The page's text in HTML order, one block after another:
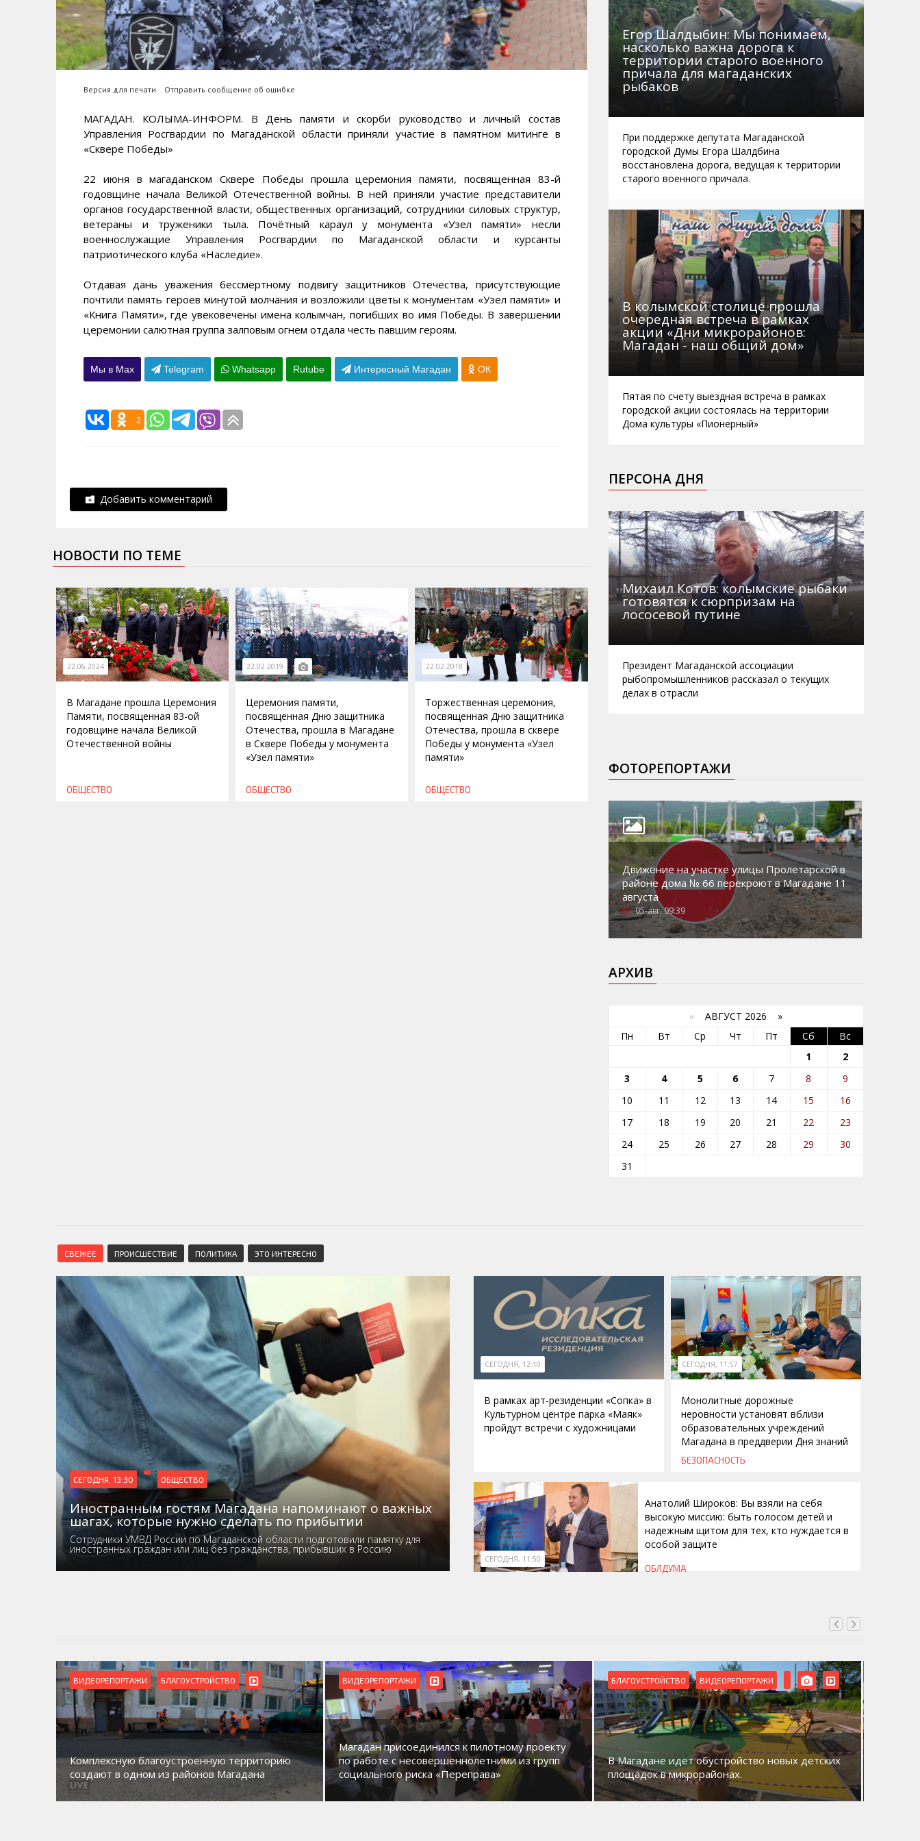
Версия для печати Отправить сообщение об ошибке
МАГАДАН. КОЛЫМА-ИНФОРМ. В День памяти и скорби руководство и личный состав
Управления Росгвардии по Магаданской области приняли участие в памятном митинге в
«Сквере Победы»
22 июня в магаданском Сквере Победы прошла церемония памяти, посвященная 83-й
годовщине начала Великой Отечественной войны. В ней приняли участие представители
органов государственной власти, общественных организаций, сотрудники силовых структур,
ветераны и труженики тыла. Почётный караул у монумента «Узел памяти» несли
военнослужащие Управления Росгвардии по Магаданской области и курсанты
патриотического клуба «Наследие».
Отдавая дань уважения бессмертному подвигу защитников Отечества, присутствующие
почтили память героев минутой молчания и возложили цветы к монументам «Узел памяти» и
«Книга Памяти», где увековечены имена колымчан, погибших во имя Победы. В завершении
церемонии салютная группа залповым огнем отдала честь павшим героям.
Мы в Max Telegram Whatsapp Rutube Интересный Магадан ОК
2
Добавить комментарий
НОВОСТИ ПО ТЕМЕ
22.06.2024
В Магадане прошла Церемония
Памяти, посвященная 83-ой
годовщине начала Великой
Отечественной войны
ОБЩЕСТВО
22.02.2019
Церемония памяти,
посвященная Дню защитника
Отечества, прошла в Магадане
в Сквере Победы у монумента
«Узел памяти»
ОБЩЕСТВО
22.02.2018
Торжественная церемония,
посвященная Дню защитника
Отечества, прошла в сквере
Победы у монумента «Узел
памяти»
ОБЩЕСТВО
Егор Шалдыбин: Мы понимаем,
насколько важна дорога к
территории старого военного
причала для магаданских
рыбаков
При поддержке депутата Магаданской
городской Думы Егора Шалдбина
восстановлена дорога, ведущая к территории
старого военного причала.
В колымской столице прошла
очередная встреча в рамках
акции «Дни микрорайонов:
Магадан - наш общий дом»
Пятая по счету выездная встреча в рамках
городской акции состоялась на территории
Дома культуры «Пионерный»
ПЕРСОНА ДНЯ
Михаил Котов: колымские рыбаки
готовятся к сюрпризам на
лососевой путине
Президент Магаданской ассоциации
рыбопромышленников рассказал о текущих
делах в отрасли
ФОТОРЕПОРТАЖИ
Движение на участке улицы Пролетарской в
районе дома № 66 перекроют в Магадане 11
августа
05-авг, 09:39
АРХИВ
« АВГУСТ 2026 »
Пн
Вт Ср Чт Пт Сб
Вс
1
2
3
4 5 6 7 8
9
10
11 12 13 14 15
16
17
18 19 20 21 22
23
24
25 26 27 28 29
30
31
СВЕЖЕЕ ПРОИСШЕСТВИЕ ПОЛИТИКА ЭТО ИНТЕРЕСНО
СЕГОДНЯ, 13:30 ОБЩЕСТВО
Иностранным гостям Магадана напоминают о важных
шагах, которые нужно сделать по прибытии
Сотрудники УМВД России по Магаданской области подготовили памятку для
иностранных граждан или лиц без гражданства, прибывших в Россию
СЕГОДНЯ, 12:10
В рамках арт-резиденции «Сопка» в
Культурном центре парка «Маяк»
пройдут встречи с художницами
СЕГОДНЯ, 11:57
Монолитные дорожные
неровности установят вблизи
образовательных учреждений
Магадана в преддверии Дня знаний
БЕЗОПАСНОСТЬ
СЕГОДНЯ, 11:50
Анатолий Широков: Вы взяли на себя
высокую миссию: быть голосом детей и
надежным щитом для тех, кто нуждается в
особой защите
ОБЛДУМА
ВИДЕОРЕПОРТАЖИ БЛАГОУСТРОЙСТВО
Комплексную благоустроенную территорию
создают в одном из районов Магадана
ВИДЕОРЕПОРТАЖИ
Магадан присоединился к пилотному проекту
по работе с несовершеннолетними из групп
социального риска «Переправа»
БЛАГОУСТРОЙСТВО ВИДЕОРЕПОРТАЖИ
В Магадане идет обустройство новых детских
площадок в микрорайонах.